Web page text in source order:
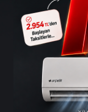
Ana Sayfa›Siyaset
21
İçin
Katılım